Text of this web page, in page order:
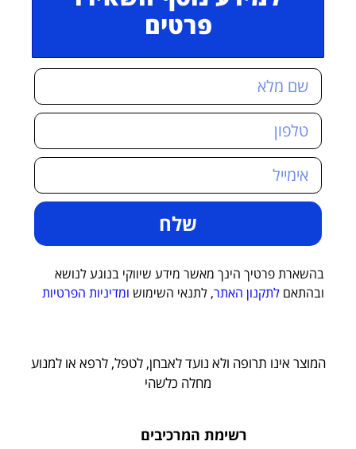
פרטים
שלח
בהשארת פרטיך הינך מאשר מידע שיווקי בנוגע לנושא
ובהתאם לתקנון האתר, לתנאי השימוש ומדיניות הפרטיות
המוצר אינו תרופה ולא נועד לאבחן, לטפל, לרפא או למנוע
מחלה כלשהי
רשימת המרכיבים